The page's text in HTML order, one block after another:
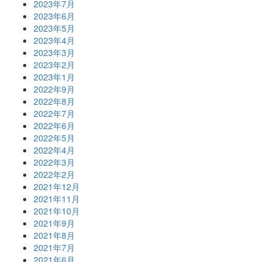
2023年7月
2023年6月
2023年5月
2023年4月
2023年3月
2023年2月
2023年1月
2022年9月
2022年8月
2022年7月
2022年6月
2022年5月
2022年4月
2022年3月
2022年2月
2021年12月
2021年11月
2021年10月
2021年9月
2021年8月
2021年7月
2021年6月